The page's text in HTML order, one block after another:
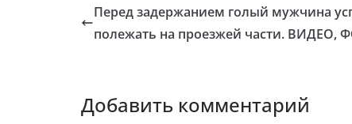
Перед задержанием голый мужчина
полежать на проезжей части. ВИДЕО,
Добавить комментарий